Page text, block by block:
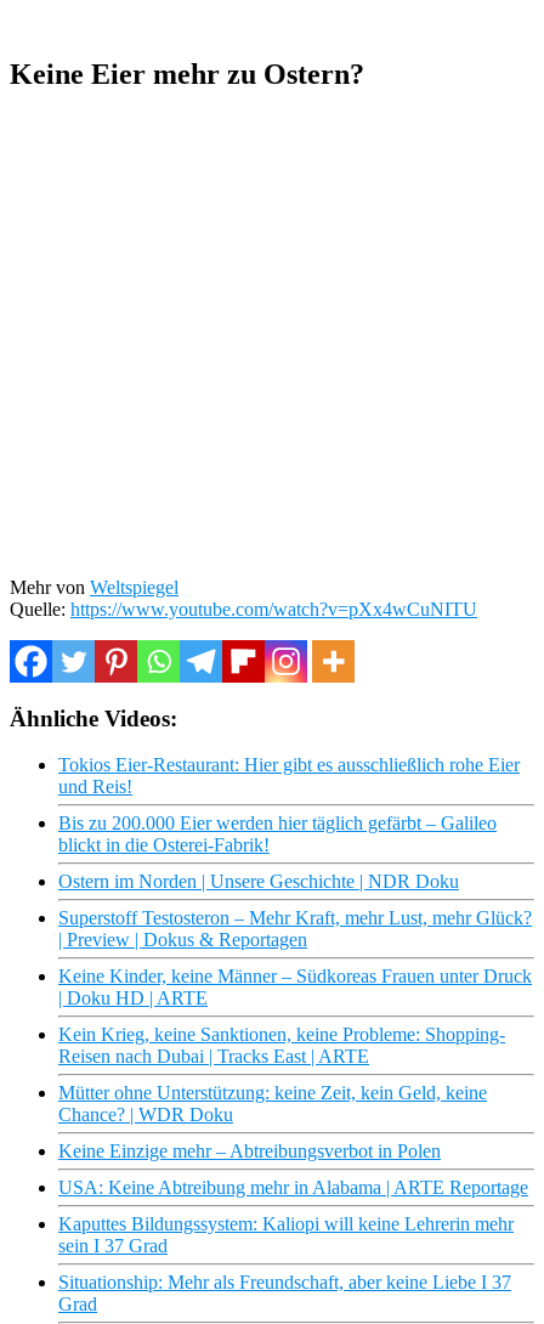
Keine Eier mehr zu Ostern?
Mehr von Weltspiegel
Quelle: https://www.youtube.com/watch?v=pXx4wCuNITU
Ähnliche Videos:
Tokios Eier-Restaurant: Hier gibt es ausschließlich rohe Eier
und Reis!
Bis zu 200.000 Eier werden hier täglich gefärbt – Galileo
blickt in die Osterei-Fabrik!
Ostern im Norden | Unsere Geschichte | NDR Doku
Superstoff Testosteron – Mehr Kraft, mehr Lust, mehr Glück?
| Preview | Dokus & Reportagen
Keine Kinder, keine Männer – Südkoreas Frauen unter Druck
| Doku HD | ARTE
Kein Krieg, keine Sanktionen, keine Probleme: Shopping-
Reisen nach Dubai | Tracks East | ARTE
Mütter ohne Unterstützung: keine Zeit, kein Geld, keine
Chance? | WDR Doku
Keine Einzige mehr – Abtreibungsverbot in Polen
USA: Keine Abtreibung mehr in Alabama | ARTE Reportage
Kaputtes Bildungssystem: Kaliopi will keine Lehrerin mehr
sein I 37 Grad
Situationship: Mehr als Freundschaft, aber keine Liebe I 37
Grad